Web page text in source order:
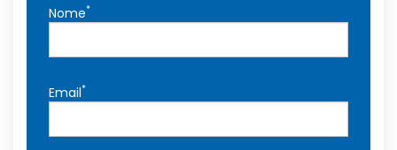
Nome*
Email*